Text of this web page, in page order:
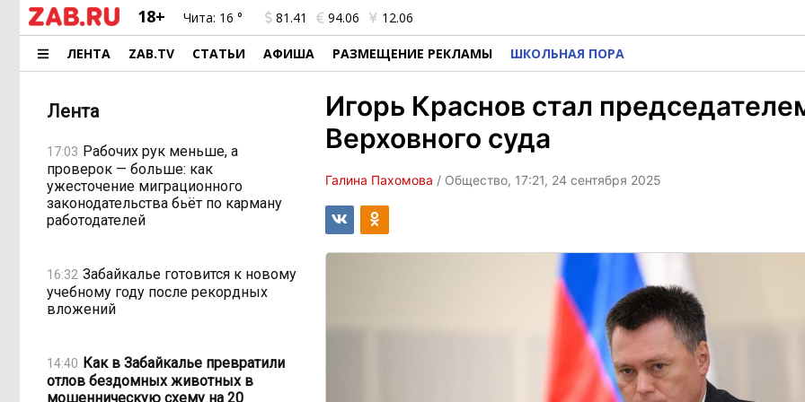
18+ Чита: 16 ° 81.41 94.06 12.06
ЛЕНТА ZAB.TV СТАТЬИ АФИША РАЗМЕЩЕНИЕ РЕКЛАМЫ ШКОЛЬНАЯ ПОРА
Лента
17:03 Рабочих рук меньше, а
проверок — больше: как
ужесточение миграционного
законодательства бьёт по карману
работодателей
16:32 Забайкалье готовится к новому
учебному году после рекордных
вложений
14:40 Как в Забайкалье превратили
отлов бездомных животных в
мошенническую схему на 20
Игорь Краснов стал
Верховного суда
Галина Пахомова / Общество, 17:21, 24 сентября 2025